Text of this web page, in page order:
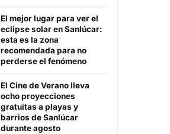
El mejor lugar para ver el
eclipse solar en Sanlúcar:
esta es la zona
recomendada para no
perderse el fenómeno
El Cine de Verano lleva
ocho proyecciones
gratuitas a playas y
barrios de Sanlúcar
durante agosto